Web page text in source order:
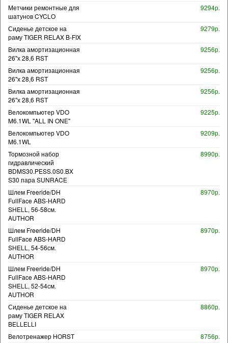
Метчики ремонтные для
шатунов CYCLO
9294р.
Сиденье детское на
раму TIGER RELAX B-FIX
9279р.
Вилка амортизационная
26"х 28,6 RST
9256р.
Вилка амортизационная
26"х 28,6 RST
9256р.
Вилка амортизационная
26"х 28,6 RST
9256р.
Велокомпьютер VDO
M6.1WL "ALL IN ONE"
9225р.
Велокомпьютер VDO
M6.1WL
9209р.
Тормозной набор
гидравлический
BDMS30.PESS.0S0.BX
S30 пара SUNRACE
8990р.
Шлем Freeride/DH
FullFace ABS-HARD
SHELL, 56-58см.
AUTHOR
8970р.
Шлем Freeride/DH
FullFace ABS-HARD
SHELL, 54-56см.
AUTHOR
8970р.
Шлем Freeride/DH
FullFace ABS-HARD
SHELL, 52-54см.
AUTHOR
8970р.
Сиденье детское на
раму TIGER RELAX
BELLELLI
8860р.
Велотренажер HORST
8756р.